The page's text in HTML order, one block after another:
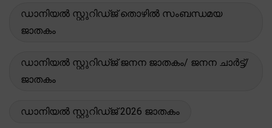
ഡാനിയൽ സ്റ്റുറിഡ്ജ് തൊഴിൽ സംബന്ധമയ
ജാതകം
ഡാനിയൽ സ്റ്റുറിഡ്ജ് ജനന ജാതകം/ ജനന ചാർട്ട്/
ജാതകം
ഡാനിയൽ സ്റ്റുറിഡ്ജ് 2026 ജാതകം